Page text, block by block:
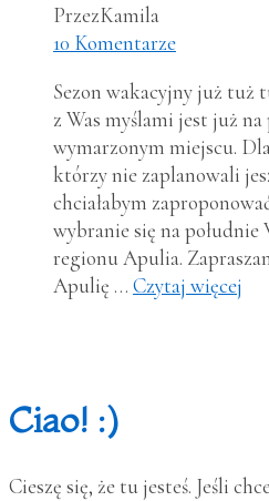
PrzezKamila
10 Komentarze
Sezon wakacyjny już tuż
z Was myślami jest już
wymarzonym miejscu.
którzy nie zaplanowali
chciałabym
wybranie się na południe
regionu Apulia.
Apulię … Czytaj więcej
Ciao! :)
Cieszę się, że tu jesteś. Jeśli